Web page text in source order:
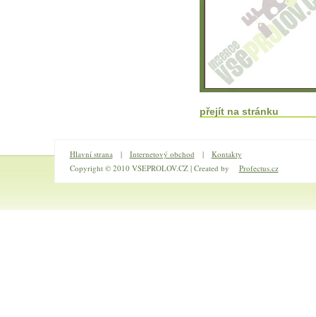
přejít na stránku
Hlavní strana | Internetový obchod |
Kontakty
Copyright © 2010 VSEPROLOV.CZ | Created by
Profectus.cz